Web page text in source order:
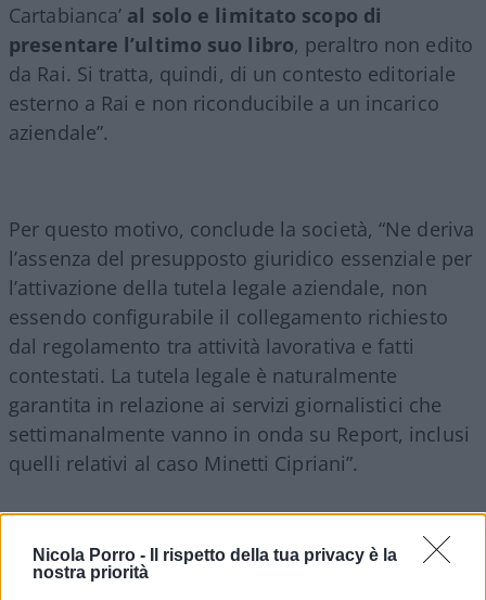
Nicola Porro -
Il rispetto della tua privacy è la
nostra priorità
Cartabianca’ al solo e limitato scopo di
presentare l’ultimo suo libro, peraltro non edito
da Rai. Si tratta, quindi, di un contesto editoriale
esterno a Rai e non riconducibile a un incarico
aziendale”.
Per questo motivo, conclude la società, “Ne deriva
l’assenza del presupposto giuridico essenziale per
l’attivazione della tutela legale aziendale, non
essendo configurabile il collegamento richiesto
dal regolamento tra attività lavorativa e fatti
contestati. La tutela legale è naturalmente
garantita in relazione ai servizi giornalistici che
settimanalmente vanno in onda su Report, inclusi
quelli relativi al caso Minetti Cipriani”.
contestato questa interpretazione in una lettera
indirizzata al consiglio di amministrazione della